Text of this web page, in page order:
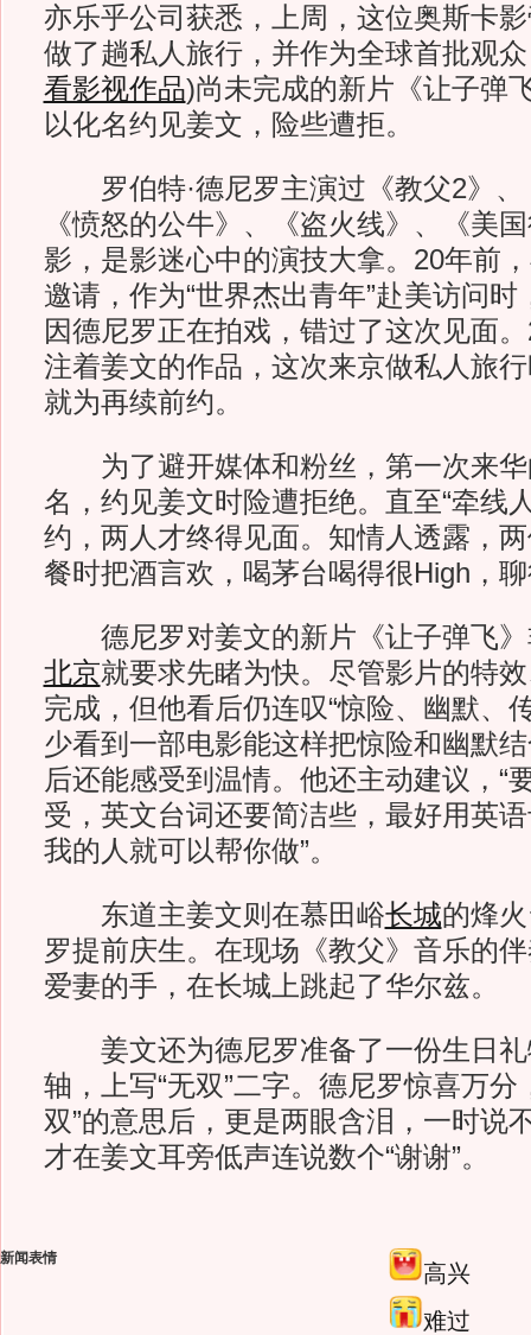
亦乐乎公司获悉，上周，这位奥斯卡
做了趟私人旅行，并作为全球首批观
看影视作品)尚未完成的新片《让子弹
以化名约见姜文，险些遭拒。
罗伯特·德尼罗主演过《教父2》、
《愤怒的公牛》、《盗火线》、《美
影，是影迷心中的演技大拿。20年前
邀请，作为“世界杰出青年”赴美访问
因德尼罗正在拍戏，错过了这次见面
注着姜文的作品，这次来京做私人旅
就为再续前约。
为了避开媒体和粉丝，第一次来华
名，约见姜文时险遭拒绝。直至“牵线
约，两人才终得见面。知情人透露，
餐时把酒言欢，喝茅台喝得很High，
德尼罗对姜文的新片《让子弹飞》
北京就要求先睹为快。尽管影片的特
完成，但他看后仍连叹“惊险、幽默、
少看到一部电影能这样把惊险和幽默
后还能感受到温情。他还主动建议，“
受，英文台词还要简洁些，最好用英
我的人就可以帮你做”。
东道主姜文则在慕田峪长城的烽
罗提前庆生。在现场《教父》音乐的
爱妻的手，在长城上跳起了华尔兹。
姜文还为德尼罗准备了一份生日
轴，上写“无双”二字。德尼罗惊喜万分
双”的意思后，更是两眼含泪，一时说
才在姜文耳旁低声连说数个“谢谢”。
新闻表情
高兴
难过